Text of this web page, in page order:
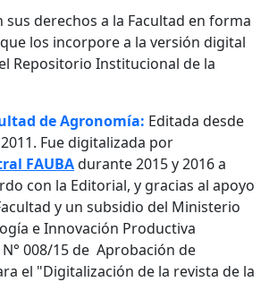
sus derechos a la Facultad en forma
los incorpore a la versión digital
Repositorio Institucional de la
de Agronomía: Editada desde
Fue digitalizada por
FAUBAdurante 2015 y 2016 a
con la Editorial, y gracias al apoyo
y un subsidio del Ministerio
e Innovación Productiva
N° 008/15 de Aprobación de
el "Digitalización de la revista de la